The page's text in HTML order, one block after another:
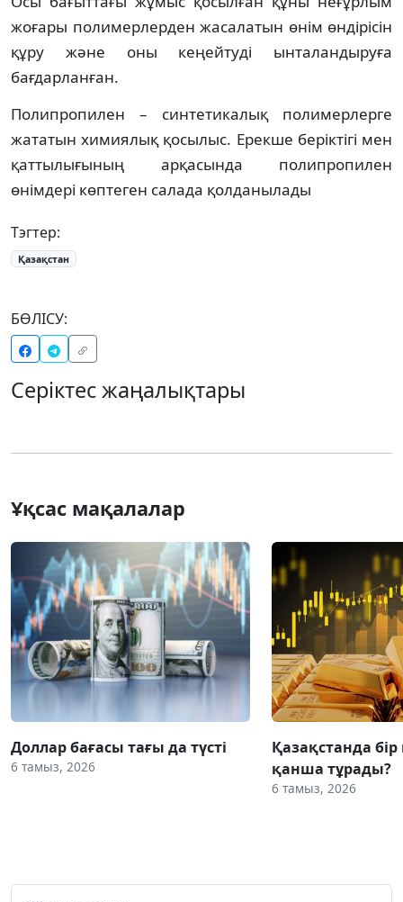
жоғары полимерлерден жасалатын өнім өндірісін
құру және оны кеңейтуді ынталандыруға
бағдарланған.
Полипропилен – синтетикалық полимерлерге
жататын химиялық қосылыс. Ерекше беріктігі мен
қаттылығының арқасында полипропилен
өнімдері көптеген салада қолданылады
Тэгтер:
Қазақстан
БӨЛІСУ:
Серіктес жаңалықтары
Ұқсас мақалалар
Доллар бағасы тағы да түсті
6 тамыз, 2026
Қазақстанда
қанша тұрады?
6 тамыз, 2026